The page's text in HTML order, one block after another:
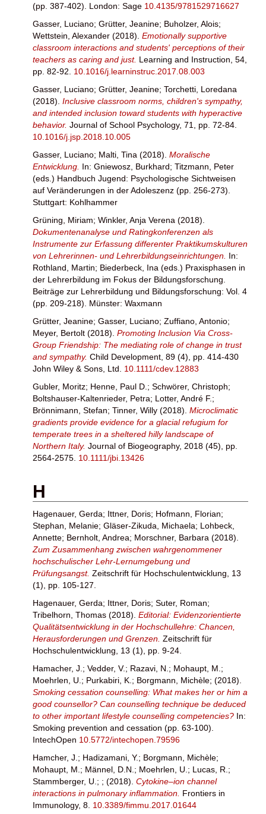
(pp. 387-402). London: Sage 10.4135/9781529716627
Gasser, Luciano; Grütter, Jeanine; Buholzer, Alois;
Wettstein, Alexander (2018). Emotionally supportive
classroom interactions and students' perceptions of their
teachers as caring and just. Learning and Instruction, 54,
pp. 82-92. 10.1016/j.learninstruc.2017.08.003
Gasser, Luciano; Grütter, Jeanine; Torchetti, Loredana
(2018). Inclusive classroom norms, children's sympathy,
and intended inclusion toward students with hyperactive
behavior. Journal of School Psychology, 71, pp. 72-84.
10.1016/j.jsp.2018.10.005
Gasser, Luciano; Malti, Tina (2018). Moralische
Entwicklung. In: Gniewosz, Burkhard; Titzmann, Peter
(eds.) Handbuch Jugend: Psychologische Sichtweisen
auf Veränderungen in der Adoleszenz (pp. 256-273).
Stuttgart: Kohlhammer
Grüning, Miriam; Winkler, Anja Verena (2018).
Dokumentenanalyse und Ratingkonferenzen als
Instrumente zur Erfassung differenter Praktikumskulturen
von Lehrerinnen- und Lehrerbildungseinrichtungen. In:
Rothland, Martin; Biederbeck, Ina (eds.) Praxisphasen in
der Lehrerbildung im Fokus der Bildungsforschung.
Beiträge zur Lehrerbildung und Bildungsforschung: Vol. 4
(pp. 209-218). Münster: Waxmann
Grütter, Jeanine; Gasser, Luciano; Zuffiano, Antonio;
Meyer, Bertolt (2018). Promoting Inclusion Via Cross‐
Group Friendship: The mediating role of change in trust
and sympathy. Child Development, 89 (4), pp. 414-430
John Wiley & Sons, Ltd. 10.1111/cdev.12883
Gubler, Moritz; Henne, Paul D. ; Schwörer, Christoph;
Boltshauser-Kaltenrieder, Petra; Lotter, André F. ;
Brönnimann, Stefan; Tinner, Willy (2018). Microclimatic
gradients provide evidence for a glacial refugium for
temperate trees in a sheltered hilly landscape of
Northern Italy. Journal of Biogeography, 2018 (45), pp.
2564-2575. 10.1111/jbi.13426
H
Hagenauer, Gerda; Ittner, Doris; Hofmann, Florian;
Stephan, Melanie; Gläser-Zikuda, Michaela; Lohbeck,
Annette; Bernholt, Andrea; Morschner, Barbara (2018).
Zum Zusammenhang zwischen wahrgenommener
hochschulischer Lehr-Lernumgebung und
Prüfungsangst. Zeitschrift für Hochschulentwicklung, 13
(1), pp. 105-127.
Hagenauer, Gerda; Ittner, Doris; Suter, Roman;
Tribelhorn, Thomas (2018). Editorial: Evidenzorientierte
Qualitätsentwicklung in der Hochschullehre: Chancen,
Herausforderungen und Grenzen. Zeitschrift für
Hochschulentwicklung, 13 (1), pp. 9-24.
Hamacher, J. ; Vedder, V.; Razavi, N. ; Mohaupt, M. ;
Moehrlen, U. ; Purkabiri, K. ; Borgmann, Michèle; (2018).
Smoking cessation counselling: What makes her or him a
good counsellor? Can counselling technique be deduced
to other important lifestyle counselling competencies? In:
Smoking prevention and cessation (pp. 63-100).
IntechOpen 10.5772/intechopen.79596
Hamcher, J. ; Hadizamani, Y.; Borgmann, Michèle;
Mohaupt, M. ; Männel, D.N. ; Moehrlen, U. ; Lucas, R. ;
Stammberger, U. ; ; (2018). Cytokine–ion channel
interactions in pulmonary inflammation. Frontiers in
Immunology, 8. 10.3389/fimmu.2017.01644